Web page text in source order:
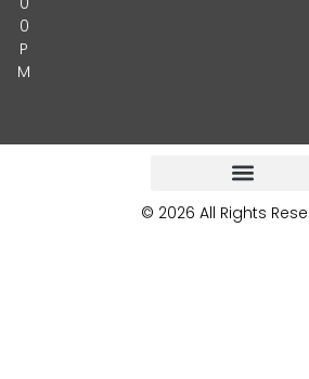
0
P
M
© 2026 All Rights